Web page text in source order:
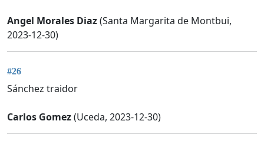
Angel Morales Diaz(Santa Margarita de Montbui,
2023-12-30)
#26
Sánchez traidor
Carlos Gomez(Uceda, 2023-12-30)